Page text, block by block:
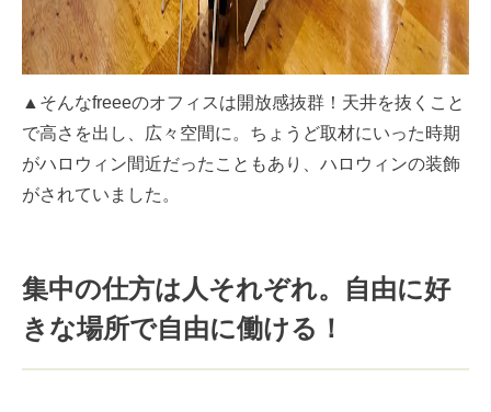
▲そんなfreeeのオフィスは開放感抜群！天井を抜くこと
で高さを出し、広々空間に。ちょうど取材にいった時期
がハロウィン間近だったこともあり、ハロウィンの装飾
がされていました。
集中の仕方は人それぞれ。自由に好
きな場所で自由に働ける！